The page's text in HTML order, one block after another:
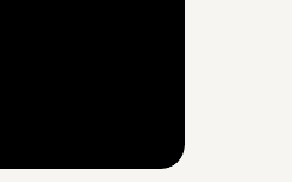
Remaining time, --:--